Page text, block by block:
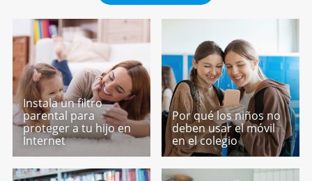
Instala un filtro
parental para
proteger a tu hijo en
Internet
Por qué los niños no
deben usar el móvil
en el colegio